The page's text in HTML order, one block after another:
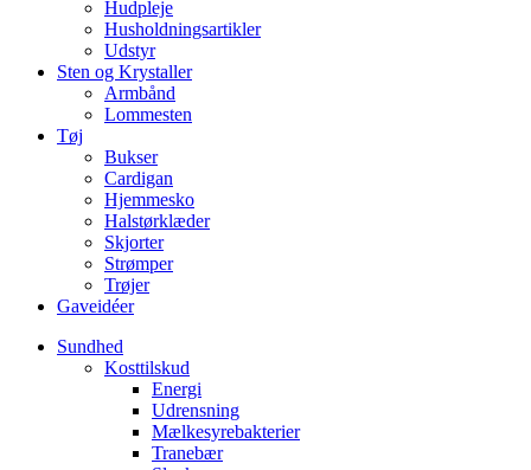
Hudpleje
Husholdningsartikler
Udstyr
Sten og Krystaller
Armbånd
Lommesten
Tøj
Bukser
Cardigan
Hjemmesko
Halstørklæder
Skjorter
Strømper
Trøjer
Gaveidéer
Sundhed
Kosttilskud
Energi
Udrensning
Mælkesyrebakterier
Tranebær